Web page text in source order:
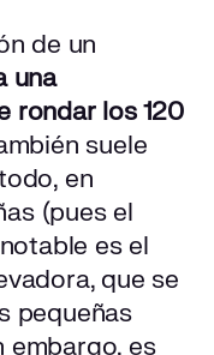
de un
una
rondar los 120
suele
en
(pues el
es el
que se
pequeñas
embargo, es